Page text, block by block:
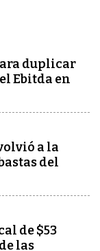
duplicar
Ebitda en
a la
del
de $53
las